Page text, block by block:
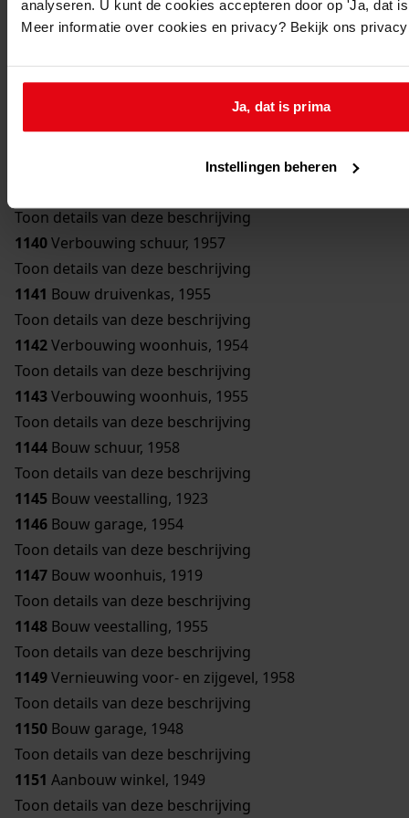
analyseren. U kunt de cookies accepteren door op 'Ja, dat
Meer informatie over cookies en privacy? Bekijk ons
Ja, dat is prima
Instellingen beheren
Toon details van deze beschrijving
1136Bouw bergplaats, 1950
Toon details van deze beschrijving
1137Bouw schuur, 1951
Toon details van deze beschrijving
Toon details van deze beschrijving
Toon details van deze beschrijving
1140Verbouwing schuur, 1957
Toon details van deze beschrijving
1141 Bouw druivenkas, 1955
Toon details van deze beschrijving
1142Verbouwing woonhuis, 1954
Toon details van deze beschrijving
1143Verbouwing woonhuis, 1955
Toon details van deze beschrijving
1144 Bouw schuur, 1958
Toon details van deze beschrijving
1145 Bouw veestalling, 1923
1146 Bouw garage, 1954
Toon details van deze beschrijving
1147 Bouw woonhuis, 1919
Toon details van deze beschrijving
1148 Bouw veestalling, 1955
Toon details van deze beschrijving
1149Vernieuwing voor- en zijgevel, 1958
Toon details van deze beschrijving
1150 Bouw garage, 1948
Toon details van deze beschrijving
1151 Aanbouw winkel, 1949
Toon details van deze beschrijving